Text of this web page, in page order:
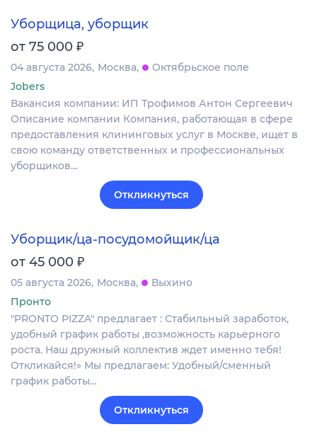
Уборщица, уборщик
от 75 000 ₽
04 августа 2026 Москва
Октябрьское поле
Jobers
Вакансия компании: ИП Трофимов Антон Сергеевич
Описание компании Компания, работающая в сфере
предоставления клининговых услуг в Москве, ищет в
свою команду ответственных и профессиональных
уборщиков…
Откликнуться
Уборщик/ца-посудомойщик/ца
от 45 000 ₽
05 августа 2026 Москва
Выхино
Пронто
"PRONTO PIZZA" предлагает : Стабильный заработок,
удобный график работы ,возможность карьерного
роста. Наш дружный коллектив ждет именно тебя!
Откликайся!» Мы предлагаем: Удобный/сменный
график работы…
Откликнуться